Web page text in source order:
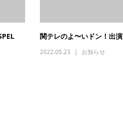
関テレのよ〜いドン！出演
2022.05.23 お知らせ